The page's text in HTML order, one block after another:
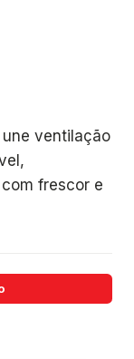
une ventilação
frescor e